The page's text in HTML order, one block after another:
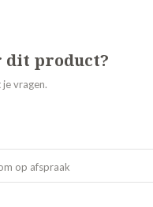
dit product?
vragen.
op afspraak